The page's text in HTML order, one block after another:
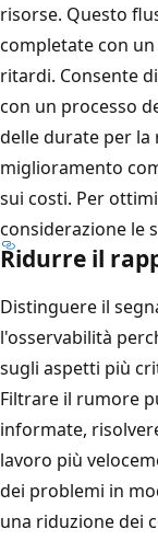
risorse. Questo
completate con
ritardi. Consente
con un processo
delle durate per la
miglioramento
sui costi. Per
considerazione le
Ridurre il
Distinguere il
l'osservabilità
sugli aspetti più
Filtrare il rumore
informate,
lavoro più
dei problemi in
una riduzione dei